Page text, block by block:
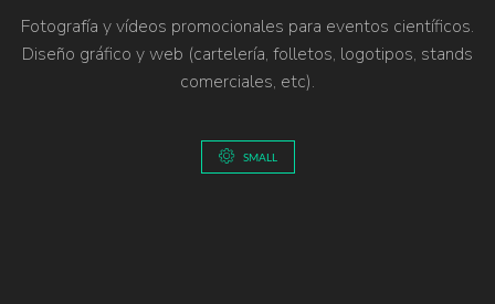
Fotografía y vídeos promocionales para eventos científicos.
Diseño gráfico y web (cartelería, folletos, logotipos, stands
comerciales, etc).
SMALL